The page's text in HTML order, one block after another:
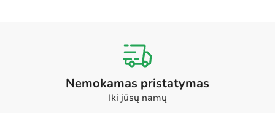
Nemokamas pristatymas
Iki jūsų namų